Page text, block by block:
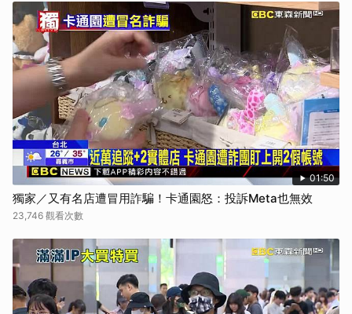
01:50
獨家／又有名店遭冒用詐騙！卡通園怒：投訴Meta也無效
23,746 觀看次數